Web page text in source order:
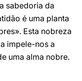
sabedoria da
é uma planta
Esta nobreza
impele-nos a
uma alma nobre.